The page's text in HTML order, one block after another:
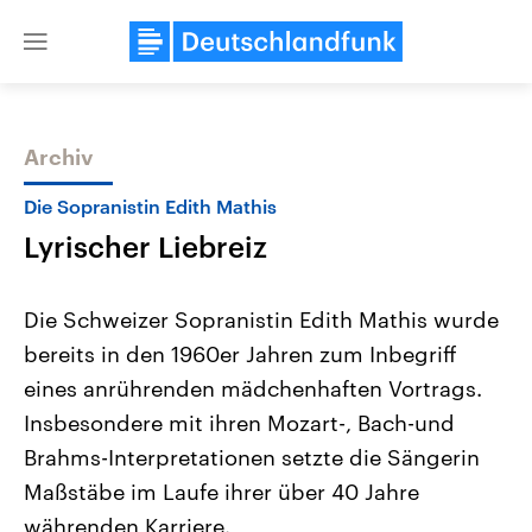
Close
Themen
Landtagswahl Sachsen-Anhalt
2026
Alle Informationen
Sachsen-Anhalt wählt am 6.
September 2026 einen neuen
Bundesland von einer Koalition aus
USA
Aktuelle Beiträge,
Hintergründe
Wirtschaftlich und
gehören die Vereinigten
Archiv
Die Sopranistin Edith Mathis
Lyrischer Liebreiz
Die Schweizer Sopranistin Edith Mathis wurde
bereits in den 1960er Jahren zum Inbegriff
eines anrührenden mädchenhaften Vortrags.
Insbesondere mit ihren Mozart-, Bach-und
Brahms-Interpretationen setzte die Sängerin
Maßstäbe im Laufe ihrer über 40 Jahre
währenden Karriere.